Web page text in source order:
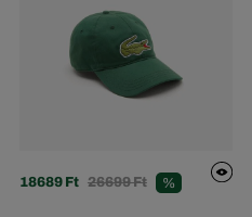
18689 Ft 26699 Ft %